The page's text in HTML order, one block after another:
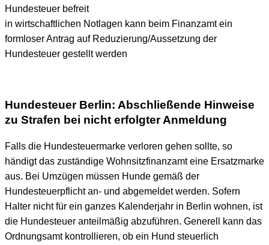
Hundesteuer befreit
in wirtschaftlichen Notlagen kann beim Finanzamt ein
formloser Antrag auf Reduzierung/Aussetzung der
Hundesteuer gestellt werden
Hundesteuer Berlin: Abschließende Hinweise
zu Strafen bei nicht erfolgter Anmeldung
Falls die Hundesteuermarke verloren gehen sollte, so
händigt das zuständige Wohnsitzfinanzamt eine Ersatzmarke
aus. Bei Umzügen müssen Hunde gemäß der
Hundesteuerpflicht an- und abgemeldet werden. Sofern
Halter nicht für ein ganzes Kalenderjahr in Berlin wohnen, ist
die Hundesteuer anteilmäßig abzuführen. Generell kann das
Ordnungsamt kontrollieren, ob ein Hund steuerlich